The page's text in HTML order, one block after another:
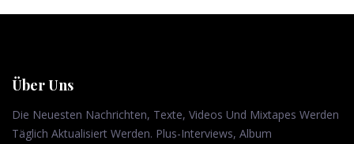
Über Uns
Die Neuesten Nachrichten, Texte, Videos Und Mixtapes Werden
Täglich Aktualisiert Werden. Plus-Interviews, Album